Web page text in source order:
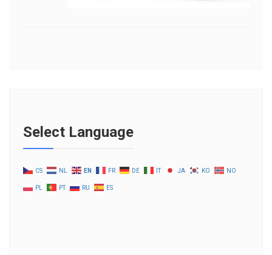
Select Language
CS NL EN FR DE IT JA KO NO
PL PT RU ES